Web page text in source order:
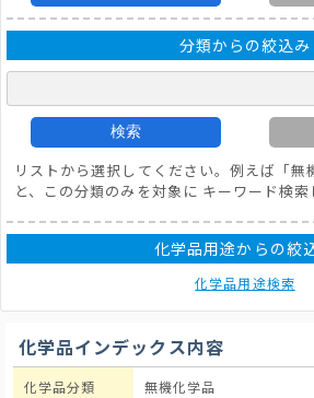
分類からの絞込み
検索
リストから選択してください。例えば「無
と、この分類のみを対象に キーワード検索
化学品用途からの絞
化学品用途検索
化学品インデックス内容
化学品分類 無機化学品